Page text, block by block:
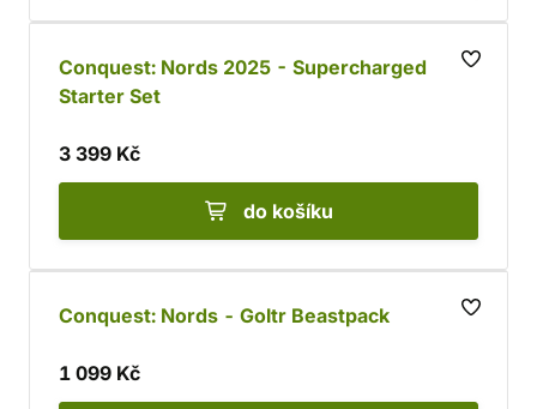
Conquest: Nords 2025 - Supercharged
Starter Set
3 399 Kč
do košíku
Conquest: Nords - Goltr Beastpack
1 099 Kč